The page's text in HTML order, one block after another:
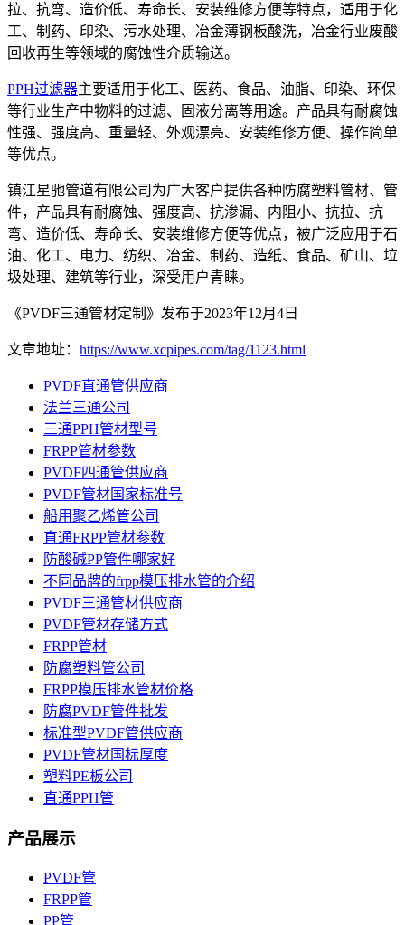
拉、抗弯、造价低、寿命长、安装维修方便等特点，适用于化
工、制药、印染、污水处理、冶金薄钢板酸洗，冶金行业废酸
回收再生等领域的腐蚀性介质输送。
PPH过滤器主要适用于化工、医药、食品、油脂、印染、环保
等行业生产中物料的过滤、固液分离等用途。产品具有耐腐蚀
性强、强度高、重量轻、外观漂亮、安装维修方便、操作简单
等优点。
镇江星驰管道有限公司为广大客户提供各种防腐塑料管材、管
件，产品具有耐腐蚀、强度高、抗渗漏、内阻小、抗拉、抗
弯、造价低、寿命长、安装维修方便等优点，被广泛应用于石
油、化工、电力、纺织、冶金、制药、造纸、食品、矿山、垃
圾处理、建筑等行业，深受用户青睐。
《PVDF三通管材定制》发布于2023年12月4日
文章地址： https://www.xcpipes.com/tag/1123.html
PVDF直通管供应商
法兰三通公司
三通PPH管材型号
FRPP管材参数
PVDF四通管供应商
PVDF管材国家标准号
船用聚乙烯管公司
直通FRPP管材参数
防酸碱PP管件哪家好
不同品牌的frpp模压排水管的介绍
PVDF三通管材供应商
PVDF管材存储方式
FRPP管材
防腐塑料管公司
FRPP模压排水管材价格
防腐PVDF管件批发
标准型PVDF管供应商
PVDF管材国标厚度
塑料PE板公司
直通PPH管
产品展示
PVDF管
FRPP管
PP管